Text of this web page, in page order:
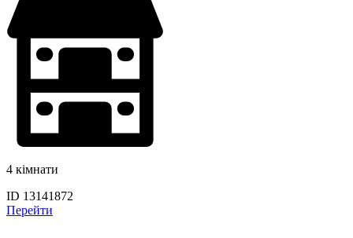
4 кімнати
ID 13141872
Перейти